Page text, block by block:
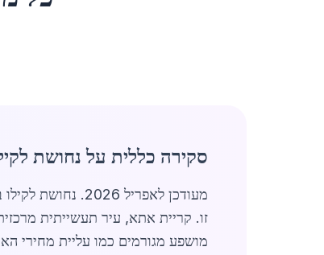
סקירה כללית על נחושת
מעודכן לאפריל
מושפע מגורמים כמו עליית מחירי